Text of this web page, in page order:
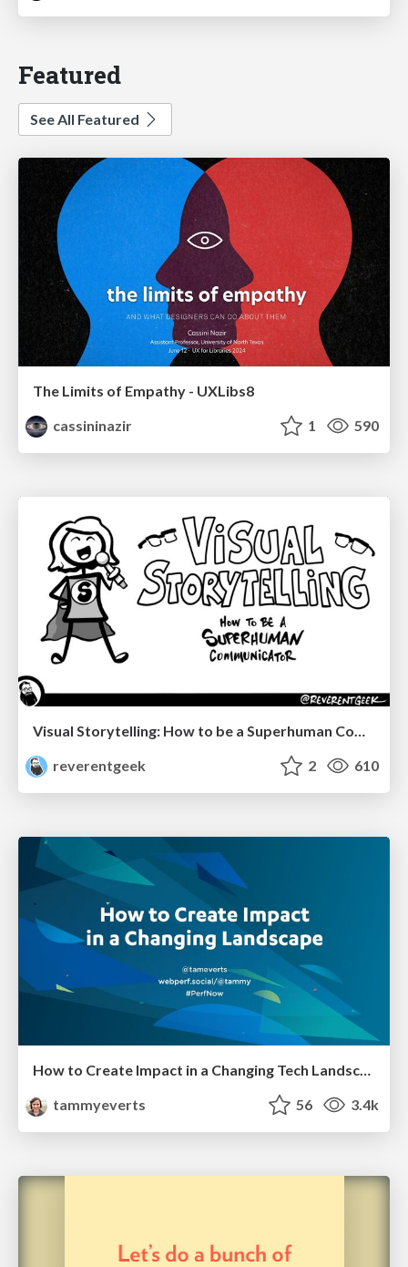
Featured
See All Featured
The Limits of Empathy - UXLibs8
cassininazir
1 590
Visual Storytelling: How to be a Superhuman Communicator
reverentgeek
2 610
How to Create Impact in a Changing Tech Landscape [PerfNow 2023]
tammyeverts
56 3.4k